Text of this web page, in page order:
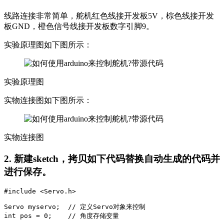
线路连接非常简单，舵机红色线接开发板5V，棕色线接开发
板GND，橙色信号线接开发板数字引脚9。
实验原理图如下图所示：
实验原理图
实物连接图如下图所示：
实物连接图
2. 新建sketch，拷贝如下代码替换自动生成的代码并
进行保存。
#include <Servo.h>
Servo myservo;  // 定义Servo对象来控制
int pos = 0;    // 角度存储变量